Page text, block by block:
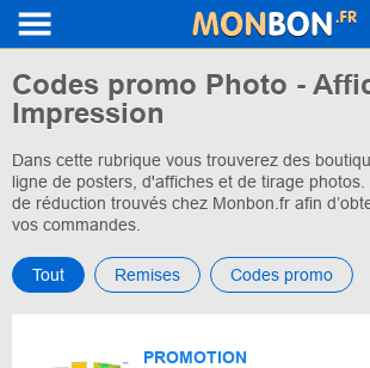
Codes promo Photo -
Impression
Dans cette rubrique vous trouverez des
ligne de posters, d'affiches et de tirage
de réduction trouvés chez Monbon.fr afin
vos commandes.
Tout Remises Сodes promo
PROMOTION